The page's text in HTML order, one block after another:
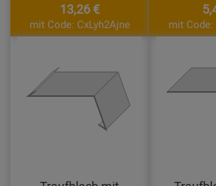
13,26 €
mit Code: CxLyh2Ajne mit Code: